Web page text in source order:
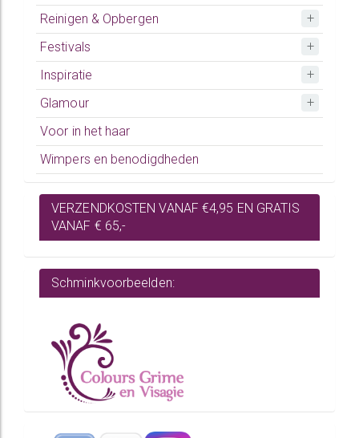
Reinigen & Opbergen
Festivals
Inspiratie
Glamour
Voor in het haar
Wimpers en benodigdheden
VERZENDKOSTEN VANAF €4,95 EN GRATIS
VANAF € 65,-
Schminkvoorbeelden: